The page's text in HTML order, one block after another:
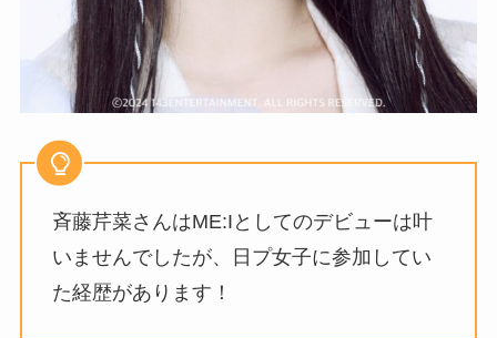
斉藤芹菜さんはME:Iとしてのデビューは叶
いませんでしたが、日プ女子に参加してい
た経歴があります！